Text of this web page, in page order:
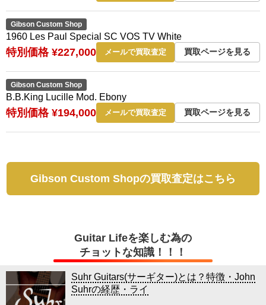
Gibson Custom Shop
1960 Les Paul Special SC VOS TV White
特別価格 ¥227,000 メールで買取査定 買取ページを見る
Gibson Custom Shop
B.B.King Lucille Mod. Ebony
特別価格 ¥194,000 メールで買取査定 買取ページを見る
Gibson Custom Shopの買取査定はこちら
Guitar Lifeを楽しむ為の
チョットな知識！！！
Suhr Guitars(サーギター)とは？特徴・John
Suhrの経歴・ライ